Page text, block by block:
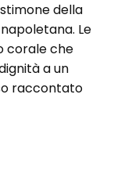
della
Le
corale che
a un
raccontato